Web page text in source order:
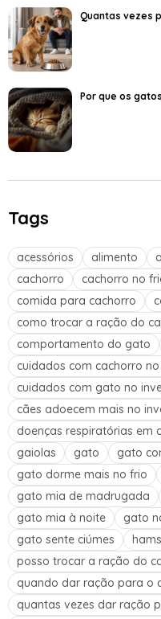
Quantas vezes
Por que os
Tags
acessórios alimento
cachorro
cachorro no
comida para cachorro
como trocar a ração do
comportamento do gato
cuidados com cachorro
cuidados com gato no
cães adoecem mais no
doenças respiratórias em
gaiolas
gato
gato
gato dorme mais no frio
gato mia de madrugada
gato mia à noite
gato
gato sente ciúmes
posso trocar a ração do
quando dar ração para o
quantas vezes dar ração